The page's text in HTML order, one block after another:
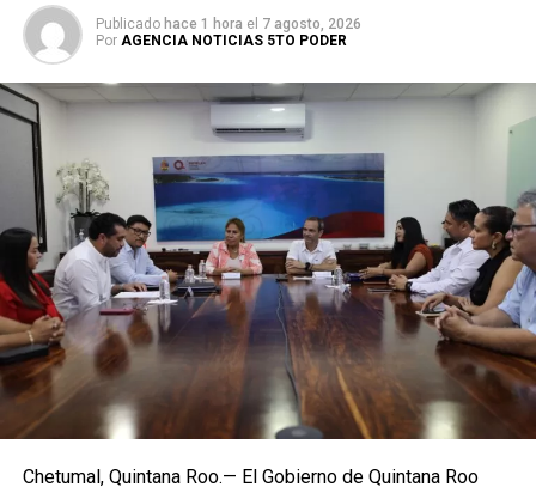
Publicado hace 1 hora el 7 agosto, 2026
Por AGENCIA NOTICIAS 5TO PODER
Chetumal, Quintana Roo.— El Gobierno de Quintana Roo